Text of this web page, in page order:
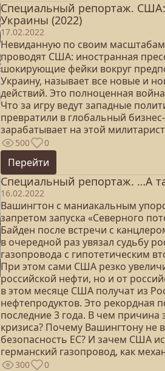
Специальный репортаж.
Украины (2022)
17.02.2022
Невиданную по своим
проводят США: иностранная
шокирующие фейки вокруг
Украину, называет все новые и
действий. Это полноценная
Что за игру ведут западные
превратили в глобальный
зарабатывает на этой
500 0
Перейти
Специальный репортаж. …А
16.02.2022
Вашингтон с маниакальным
запретом запуска «Северного
Байден после встречи с
в очередной раз увязал судьбу
газопровода с гипотетическим
При этом сами США резко
российской нефти, но и от
в этом месяце США получат из
нефтепродуктов. Это рекордная
последние 3 года. В чем причина
кризиса? Почему Вашингтону не
безопасность ЕС? И зачем США
германский газопровод, как
300 0